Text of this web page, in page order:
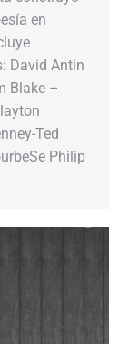
en
David Antin
Blake –
Ted
Philip